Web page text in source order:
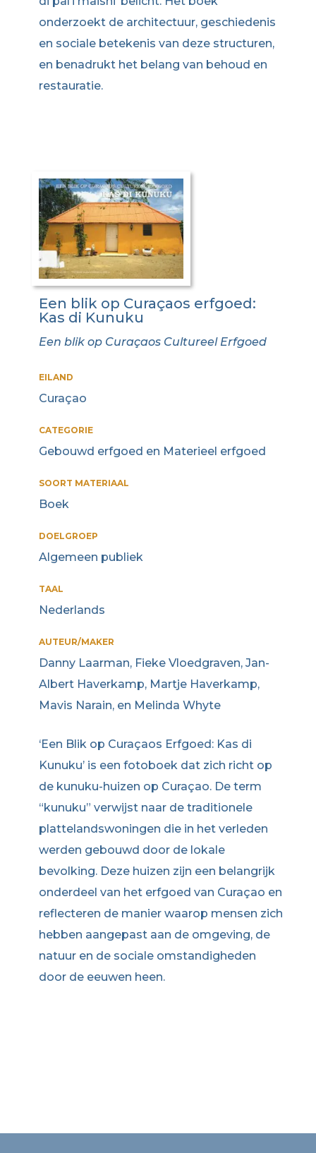
onderzoekt de architectuur, geschiedenis
en sociale betekenis van deze structuren,
en benadrukt het belang van behoud en
restauratie.
Een blik op Curaçaos erfgoed:
Kas di Kunuku
Een blik op Curaçaos Cultureel Erfgoed
EILAND
Curaçao
CATEGORIE
Gebouwd erfgoed en Materieel erfgoed
SOORT MATERIAAL
Boek
DOELGROEP
Algemeen publiek
TAAL
Nederlands
AUTEUR/MAKER
Danny Laarman, Fieke Vloedgraven, Jan-
Albert Haverkamp, Martje Haverkamp,
Mavis Narain, en Melinda Whyte
‘Een Blik op Curaçaos Erfgoed: Kas di
Kunuku’ is een fotoboek dat zich richt op
de kunuku-huizen op Curaçao. De term
“kunuku” verwijst naar de traditionele
plattelandswoningen die in het verleden
werden gebouwd door de lokale
bevolking. Deze huizen zijn een belangrijk
onderdeel van het erfgoed van Curaçao en
reflecteren de manier waarop mensen zich
hebben aangepast aan de omgeving, de
natuur en de sociale omstandigheden
door de eeuwen heen.